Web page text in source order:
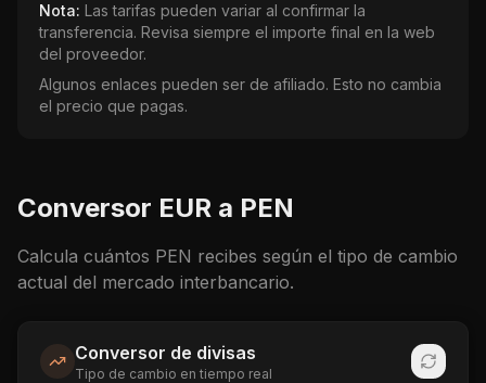
Nota: Las tarifas pueden variar al confirmar la
transferencia. Revisa siempre el importe final en la web
del proveedor.
Algunos enlaces pueden ser de afiliado. Esto no cambia
el precio que pagas.
Conversor EUR a PEN
Calcula cuántos PEN recibes según el tipo de cambio
actual del mercado interbancario.
Conversor de divisas
Tipo de cambio en tiempo real